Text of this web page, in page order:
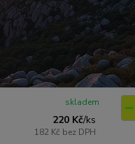
220 Kč/ks
182 Kč bez DPH
skladem